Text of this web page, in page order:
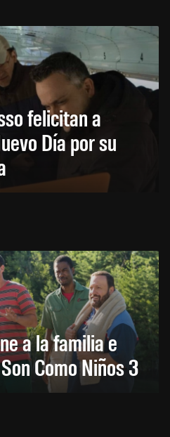
felicitan a
Día por su
a la familia e
Como Niños 3